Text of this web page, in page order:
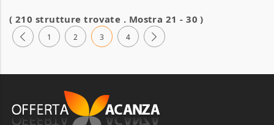
( 210 strutture trovate . Mostra 21 - 30 )
1 2 3 4